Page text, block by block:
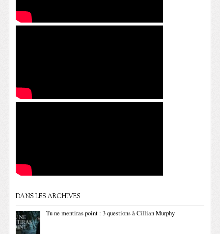
DANS LES ARCHIVES
Tu ne mentiras point : 3 questions à Cillian Murphy